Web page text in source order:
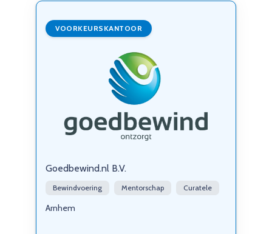
VOORKEURSKANTOOR
Goedbewind.nl B.V.
Bewindvoering Mentorschap Curatele
Arnhem